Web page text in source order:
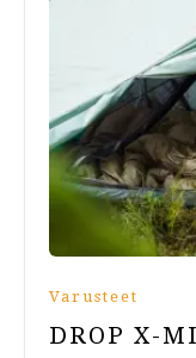
Varusteet
DROP X-